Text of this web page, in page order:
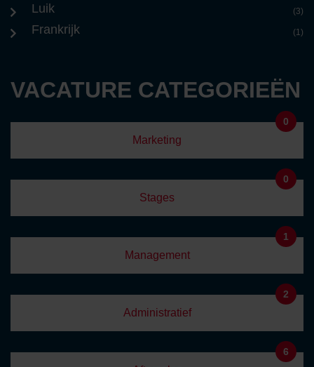
Luik (3)
Frankrijk (1)
VACATURE CATEGORIEËN
Marketing
0
Stages
0
Management
1
Administratief
2
6